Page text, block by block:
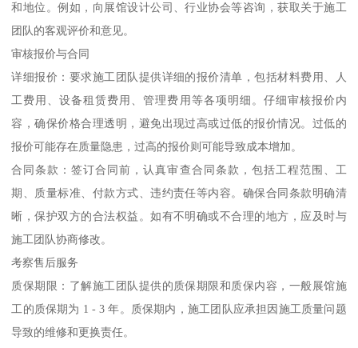
和地位。例如，向展馆设计公司、行业协会等咨询，获取关于施工
团队的客观评价和意见。
审核报价与合同
详细报价：要求施工团队提供详细的报价清单，包括材料费用、人
工费用、设备租赁费用、管理费用等各项明细。仔细审核报价内
容，确保价格合理透明，避免出现过高或过低的报价情况。过低的
报价可能存在质量隐患，过高的报价则可能导致成本增加。
合同条款：签订合同前，认真审查合同条款，包括工程范围、工
期、质量标准、付款方式、违约责任等内容。确保合同条款明确清
晰，保护双方的合法权益。如有不明确或不合理的地方，应及时与
施工团队协商修改。
考察售后服务
质保期限：了解施工团队提供的质保期限和质保内容，一般展馆施
工的质保期为 1 - 3 年。质保期内，施工团队应承担因施工质量问题
导致的维修和更换责任。